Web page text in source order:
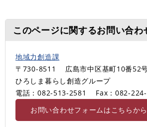
このページに関するお問い合わ
地域力創造課
〒730-8511
広島市中区基町10番52
ひろしま暮らし創造グループ
電話：082-513-2581
Fax：082-
お問い合わせフォームはこちらから